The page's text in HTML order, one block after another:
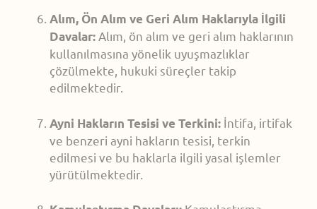
Alım, Ön Alım ve Geri Alım Haklarıyla İlgili
Davalar: Alım, ön alım ve geri alım haklarının
kullanılmasına yönelik uyuşmazlıklar
çözülmekte, hukuki süreçler takip
edilmektedir.
Ayni Hakların Tesisi ve Terkini: İntifa, irtifak
ve benzeri ayni hakların tesisi, terkin
edilmesi ve bu haklarla ilgili yasal işlemler
yürütülmektedir.